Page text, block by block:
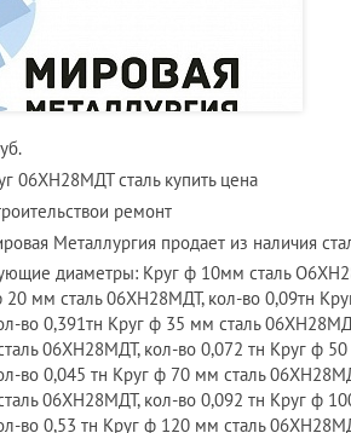
06ХН28МДТ сталь купить цена
ремонт
Металлургия продает из наличия
диаметры: Круг ф 10мм сталь
20 мм сталь 06ХН28МДТ, кол-во 0,09тн
во 0,391тн Круг ф 35 мм сталь
06ХН28МДТ, кол-во 0,072 тн Круг ф
во 0,045 тн Круг ф 70 мм сталь
06ХН28МДТ, кол-во 0,092 тн Круг ф
во 0,53 тн Круг ф 120 мм сталь